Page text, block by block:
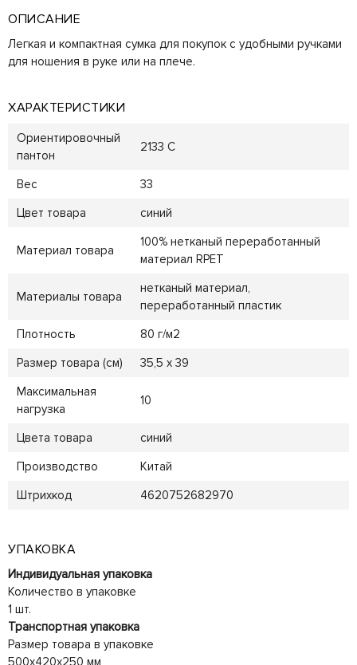
ОПИСАНИЕ
Легкая и компактная сумка для покупок с удобными ручками
для ношения в руке или на плече.
ХАРАКТЕРИСТИКИ
Ориентировочный
пантон
2133 C
Вес
33
Цвет товара
синий
Материал товара
100% нетканый переработанный
материал RPET
Материалы товара
нетканый материал,
переработанный пластик
Плотность
80 г/м2
Размер товара (см)
35,5 x 39
Максимальная
нагрузка
10
Цвета товара
синий
Производство
Китай
Штрихкод
4620752682970
УПАКОВКА
Индивидуальная упаковка
Количество в упаковке
1 шт.
Транспортная упаковка
Размер товара в упаковке
500x420x250 мм